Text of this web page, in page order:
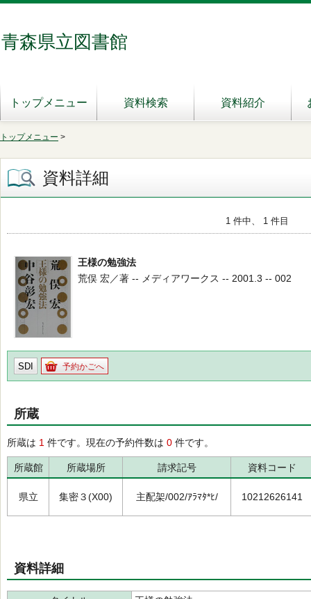
青森県立図書館
トップメニュー 資料検索 資料紹介
トップメニュー >
資料詳細
1 件中、 1 件目
王様の勉強法
荒俣 宏／著 -- メディアワークス -- 2001.3 -- 002
SDI 予約かごへ
所蔵
所蔵は 1 件です。現在の予約件数は 0 件です。
所蔵館 所蔵場所 請求記号 資料コード
県立 集密３(X00) 主配架/002/ｱﾗﾏﾀ*ﾋ/ 10212626141
資料詳細